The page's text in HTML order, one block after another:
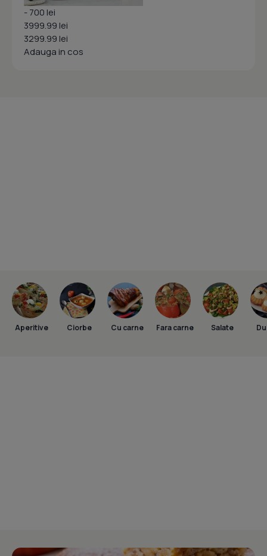
- 700 lei
3999.99 lei
3299.99 lei
Adauga in cos
Aperitive Ciorbe Cu carne Fara carne Salate